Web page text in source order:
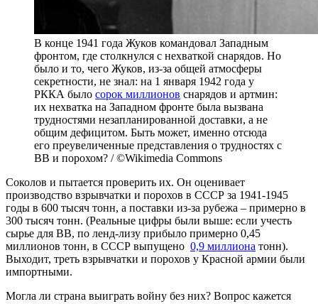
В конце 1941 года Жуков командовал Западным
фронтом, где столкнулся с нехваткой снарядов. Но
было и то, чего Жуков, из-за общей атмосферы
секретности, не знал: на 1 января 1942 года у
РККА было сорок миллионов снарядов и артмин:
их нехватка на Западном фронте была вызвана
трудностями незапланированной доставки, а не
общим дефицитом. Быть может, именно отсюда
его преувеличенные представления о трудностях с
ВВ и порохом? / ©Wikimedia Commons
Соколов и пытается проверить их. Он оценивает
производство взрывчатки и порохов в СССР за 1941-1945
годы в 600 тысяч тонн, а поставки из-за рубежа – примерно в
300 тысяч тонн. (Реальные цифры были выше: если учесть
сырье для ВВ, по ленд-лизу прибыло примерно 0,45
миллионов тонн, в СССР выпущено 0,9 миллиона тонн).
Выходит, треть взрывчатки и порохов у Красной армии были
импортными.
Могла ли страна выиграть войну без них? Вопрос кажется